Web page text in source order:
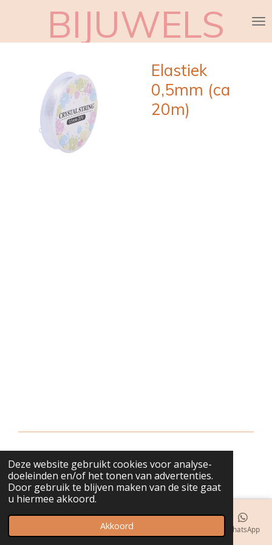
Deze website gebruikt cookies voor analyse-
doeleinden en/of het tonen van advertenties.
Door gebruik te blijven maken van de site gaat
u hiermee akkoord.
Akkoord
naar
hoofdinhoud
BIJUWELS
Elastiek
0,5mm (ca
20m)
© 2018 - 2026 bijuwels
Telefoonnummer WhatsApp